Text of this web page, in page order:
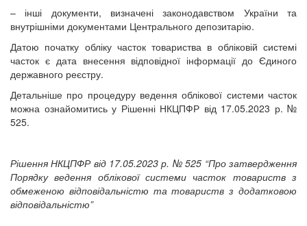
– інші документи, визначені законодавством України та
внутрішніми документами Центрального депозитарію.
Датою початку обліку часток товариства в обліковій системі
часток є дата внесення відповідної інформації до Єдиного
державного реєстру.
Детальніше про процедуру ведення облікової системи часток
можна ознайомитись у Рішенні НКЦПФР від 17.05.2023 р. №
525.
Рішення НКЦПФР від 17.05.2023 р. № 525 “Про затвердження
Порядку ведення облікової системи часток товариств з
обмеженою відповідальністю та товариств з додатковою
відповідальністю”